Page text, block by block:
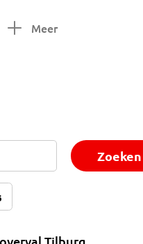
Meer
Zoeken
Tilburg